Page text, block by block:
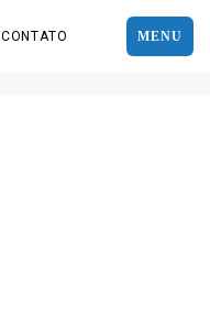
MENU
CONTATO